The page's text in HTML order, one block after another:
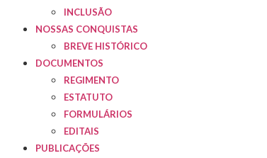
INCLUSÃO
NOSSAS CONQUISTAS
BREVE HISTÓRICO
DOCUMENTOS
REGIMENTO
ESTATUTO
FORMULÁRIOS
EDITAIS
PUBLICAÇÕES